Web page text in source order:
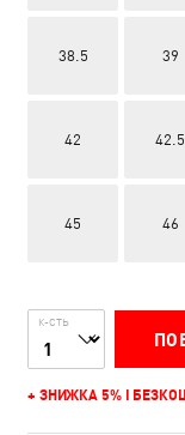
38.5 39
42 42.5
45 46
К-СТЬ
+ ЗНИЖКА 5% І